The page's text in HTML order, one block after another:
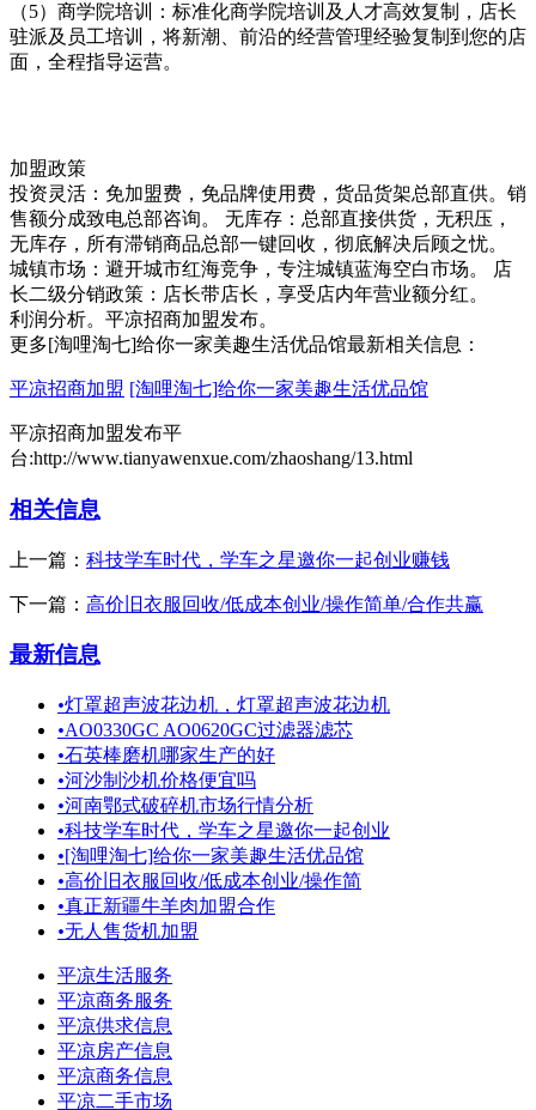
（5）商学院培训：标准化商学院培训及人才高效复制，店长
驻派及员工培训，将新潮、前沿的经营管理经验复制到您的店
面，全程指导运营。
加盟政策
投资灵活：免加盟费，免品牌使用费，货品货架总部直供。销
售额分成致电总部咨询。 无库存：总部直接供货，无积压，
无库存，所有滞销商品总部一键回收，彻底解决后顾之忧。
城镇市场：避开城市红海竞争，专注城镇蓝海空白市场。 店
长二级分销政策：店长带店长，享受店内年营业额分红。
利润分析。平凉招商加盟发布。
更多[淘哩淘七]给你一家美趣生活优品馆最新相关信息：
平凉招商加盟 [淘哩淘七]给你一家美趣生活优品馆
平凉招商加盟发布平
台:http://www.tianyawenxue.com/zhaoshang/13.html
相关信息
上一篇： 科技学车时代，学车之星邀你一起创业赚钱
下一篇： 高价旧衣服回收/低成本创业/操作简单/合作共赢
最新信息
•灯罩超声波花边机，灯罩超声波花边机
•AO0330GC AO0620GC过滤器滤芯
•石英棒磨机哪家生产的好
•河沙制沙机价格便宜吗
•河南鄂式破碎机市场行情分析
•科技学车时代，学车之星邀你一起创业
•[淘哩淘七]给你一家美趣生活优品馆
•高价旧衣服回收/低成本创业/操作简
•真正新疆牛羊肉加盟合作
•无人售货机加盟
平凉生活服务
平凉商务服务
平凉供求信息
平凉房产信息
平凉商务信息
平凉二手市场